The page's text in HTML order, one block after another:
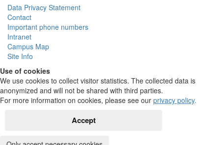
Data Privacy Statement
Contact
Important phone numbers
Intranet
Campus Map
Site Info
Use of cookies
We use cookies to collect visitor statistics. The collected data is
anonymized and will not be shared with third parties.
For more information on cookies, please see our privacy policy.
Accept